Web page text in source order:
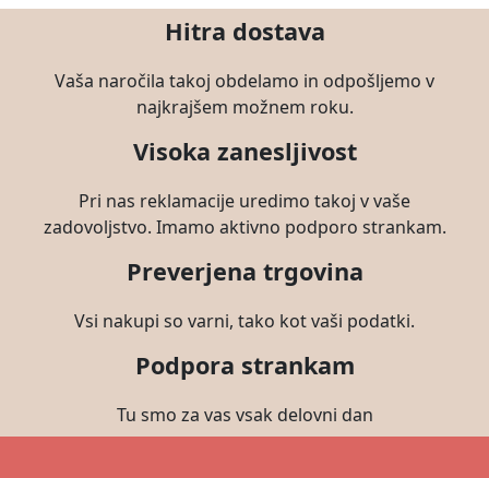
Hitra dostava
Vaša naročila takoj obdelamo in odpošljemo v
najkrajšem možnem roku.
Visoka zanesljivost
Pri nas reklamacije uredimo takoj v vaše
zadovoljstvo. Imamo aktivno podporo strankam.
Preverjena trgovina
Vsi nakupi so varni, tako kot vaši podatki.
Podpora strankam
Tu smo za vas vsak delovni dan